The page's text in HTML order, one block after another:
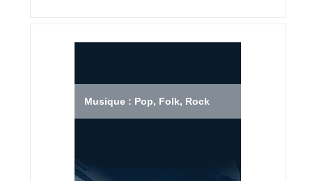
Musique : Pop, Folk, Rock